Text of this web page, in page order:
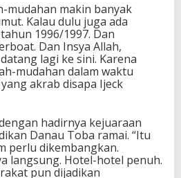
mudahan makin banyak
Kalau dulu juga ada
1996/1997. Dan
Dan Insya Allah,
lagi ke sini. Karena
mudahan dalam waktu
akrab disapa Ijeck
hadirnya kejuaraan
Danau Toba ramai. “Itu
perlu dikembangkan.
langsung. Hotel-hotel penuh.
pun dijadikan